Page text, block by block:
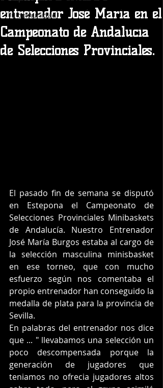
Tu comunidad
entrenador José María en el
Campeonato de Andalucía
de Selecciones Provinciales.
El pasado fin de semana se disputó
en Estepona el Campeonato de
Selecciones Provinciales Minibaskets
de Andalucía. Nuestro Entrenador
José María Burgos estaba al cargo de
la selección masculina minisbasket
en ese torneo, que con mucho
esfuerzo según nos comentaba el
propio entrenador han conseguido la
medalla de plata para la provincia de
Sevilla.
En palabras del entrenador nos dice
que ... " llevabamos una selección un
poco descompensada porque la
generación de jugadores que
teniamos no ofrecia jugadores altos